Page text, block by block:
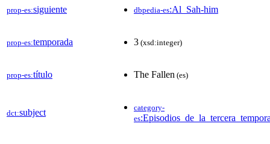
prop-es:siguiente dbpedia-es:Al_Sah-him
prop-es:temporada 3 (xsd:integer)
prop-es:título The Fallen (es)
dct:subject
category-
es